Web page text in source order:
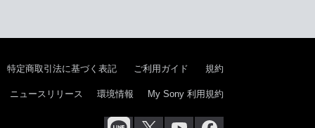
特定商取引法に基づく表記 ご利用ガイド 規約
ニュースリリース 環境情報 My Sony 利用規約